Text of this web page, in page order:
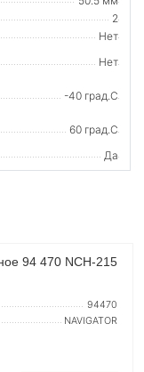
2
Нет
Нет
-40 град.C
60 град.C
Да
94 470 NCH-215
94470
NAVIGATOR